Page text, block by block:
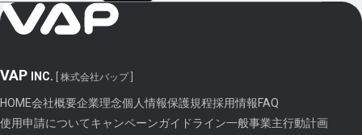
VAP INC. [ 株式会社バップ ]
HOME会社概要企業理念個人情報保護規程採用情報FAQ
使用申請についてキャンペーンガイドライン一般事業主行動計画